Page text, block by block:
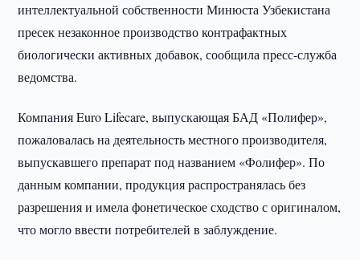
интеллектуальной собственности Минюста Узбекистана
пресек незаконное производство контрафактных
биологически активных добавок, сообщила пресс-служба
ведомства.
Компания Euro Lifecare, выпускающая БАД «Полифер»,
пожаловалась на деятельность местного производителя,
выпускавшего препарат под названием «Фолифер». По
данным компании, продукция распространялась без
разрешения и имела фонетическое сходство с оригиналом,
что могло ввести потребителей в заблуждение.